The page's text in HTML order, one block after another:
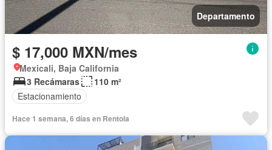
Departamento
$ 17,000 MXN/mes
Mexicali, Baja California
3 Recámaras
110 m²
Estacionamiento
Hace 1 semana, 6 días en Rentola